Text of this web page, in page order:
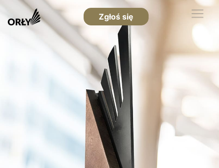
Zgłoś się